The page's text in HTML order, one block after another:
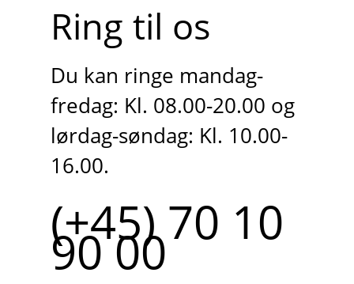
Ring til os
Du kan ringe mandag-
fredag: Kl. 08.00-20.00 og
lørdag-søndag: Kl. 10.00-
16.00.
(+45) 70 10
90 00